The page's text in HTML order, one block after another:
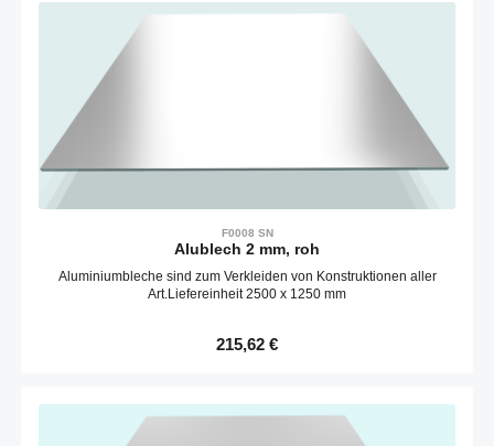
F0008 SN
Alublech 2 mm, roh
Aluminiumbleche sind zum Verkleiden von Konstruktionen aller
Art.Liefereinheit 2500 x 1250 mm
Regulärer Preis:
215,62 €